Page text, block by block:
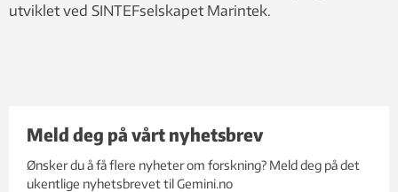
utviklet ved SINTEFselskapet Marintek.
Meld deg på vårt nyhetsbrev
Ønsker du å få flere nyheter om forskning? Meld deg på det
ukentlige nyhetsbrevet til Gemini.no